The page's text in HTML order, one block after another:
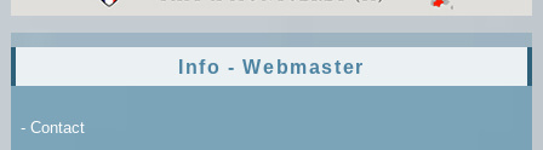
Info - Webmaster
- Contact